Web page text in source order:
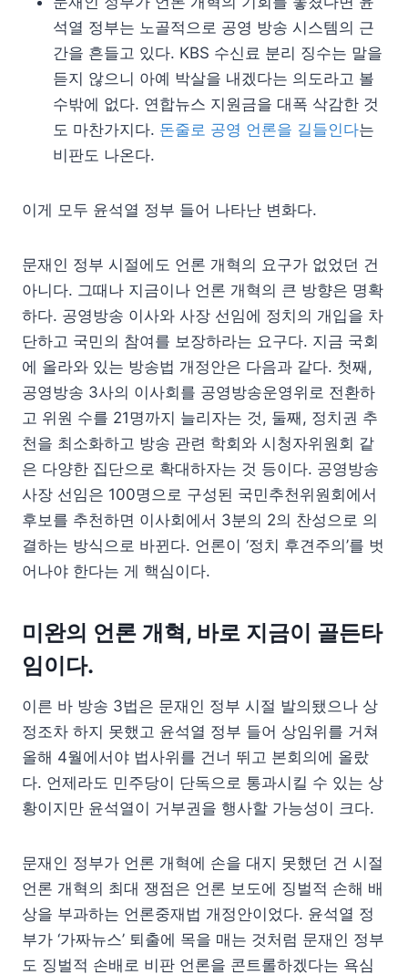
석열 정부는 노골적으로 공영 방송 시스템의 근
간을 흔들고 있다. KBS 수신료 분리 징수는 말을
듣지 않으니 아예 박살을 내겠다는 의도라고 볼
수밖에 없다. 연합뉴스 지원금을 대폭 삭감한 것
도 마찬가지다. 돈줄로 공영 언론을 길들인다는
비판도 나온다.
이게 모두 윤석열 정부 들어 나타난 변화다.
문재인 정부 시절에도 언론 개혁의 요구가 없었던 건
아니다. 그때나 지금이나 언론 개혁의 큰 방향은 명확
하다. 공영방송 이사와 사장 선임에 정치의 개입을 차
단하고 국민의 참여를 보장하라는 요구다. 지금 국회
에 올라와 있는 방송법 개정안은 다음과 같다. 첫째,
공영방송 3사의 이사회를 공영방송운영위로 전환하
고 위원 수를 21명까지 늘리자는 것, 둘째, 정치권 추
천을 최소화하고 방송 관련 학회와 시청자위원회 같
은 다양한 집단으로 확대하자는 것 등이다. 공영방송
사장 선임은 100명으로 구성된 국민추천위원회에서
후보를 추천하면 이사회에서 3분의 2의 찬성으로 의
결하는 방식으로 바뀐다. 언론이 ‘정치 후견주의’를 벗
어나야 한다는 게 핵심이다.
미완의 언론 개혁, 바로 지금이 골든타
임이다.
이른 바 방송 3법은 문재인 정부 시절 발의됐으나 상
정조차 하지 못했고 윤석열 정부 들어 상임위를 거쳐
올해 4월에서야 법사위를 건너 뛰고 본회의에 올랐
다. 언제라도 민주당이 단독으로 통과시킬 수 있는 상
황이지만 윤석열이 거부권을 행사할 가능성이 크다.
문재인 정부가 언론 개혁에 손을 대지 못했던 건 시절
언론 개혁의 최대 쟁점은 언론 보도에 징벌적 손해 배
상을 부과하는 언론중재법 개정안이었다. 윤석열 정
부가 ‘가짜뉴스’ 퇴출에 목을 매는 것처럼 문재인 정부
도 징벌적 손배로 비판 언론을 콘트롤하겠다는 욕심